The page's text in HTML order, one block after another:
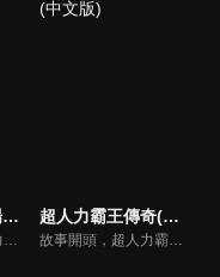
超人力霸王X劇場版(中文版)
來了！我們的超人力霸王
超人力霸王傳奇(中文版)
故事開頭，超人力霸王傑洛正在宇宙各地消滅剩餘的貝利亞軍團，之後在感應到帝納「超人力霸王帝納」飛鳥真的聲音後，馬上啟程來到了另一顆地球『 Future Earth World』。此刻，2035年，在『Neo Frontier Space』的宇宙中，斯菲亞開始襲擊了SUPER GUTS的火星移民基地。